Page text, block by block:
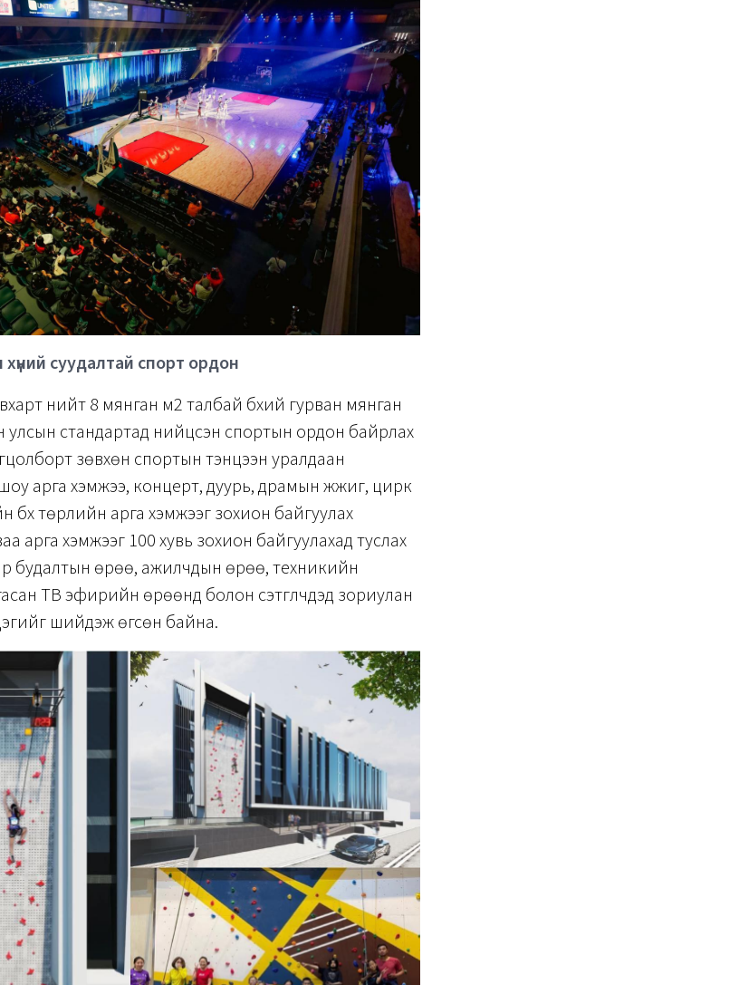
хүний суудалтай спорт ордон
нийт 8 мянган м2 талбай бүхий гурван мянган
улсын стандартад нийцсэн спортын ордон байрлах
зөвхөн спортын тэнцээн уралдаан
шоу арга хэмжээ, концерт, дуурь, драмын жүжиг, цирк
бүх төрлийн арга хэмжээг зохион байгуулах
арга хэмжээг 100 хувь зохион байгуулахад туслах
будалтын өрөө, ажилчдын өрөө, техникийн
ТВ эфирийн өрөөнүүд болон сэтгүүлчдэд зориулан
шийдэж өгсөн байна.